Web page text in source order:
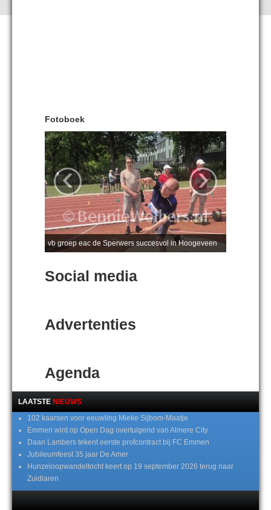
Fotoboek
vb groep eac de Sperwers succesvol in Hoogeveen
‹ ›
Social media
Advertenties
Agenda
LAATSTE NIEUWS
102 kaarsen voor eeuwling Mieke Sijbom-Maatje
Emmen wint op Open Dag overtuigend van Almere City
Daan Lambers tekent eerste profcontract bij FC Emmen
Jubileumfeest 35 jaar De Amer
Hunzeloopwandeltocht keert op 19 september 2026 terug naar
Zuidlaren